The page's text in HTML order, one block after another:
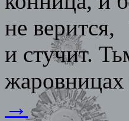
не
и
→